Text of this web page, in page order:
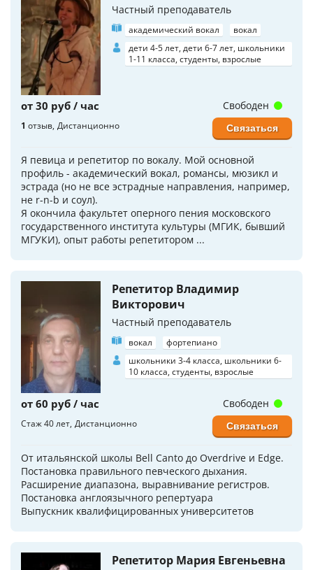
Частный преподаватель
академический вокал
вокал
дети 4-5 лет, дети 6-7 лет, школьники
1-11 класса, студенты, взрослые
от 30 руб / час
1 отзыв Дистанционно
Я певица и репетитор по вокалу. Мой основной
профиль - академический вокал, романсы, мюзикл и
эстрада (но не все эстрадные направления, например,
не r-n-b и соул).
Я окончила факультет оперного пения московского
государственного института культуры (МГИК, бывший
МГУКИ), опыт работы репетитором ...
Свободен
Связаться
Репетитор Владимир
Викторович
Частный преподаватель
вокал
фортепиано
школьники 3-4 класса, школьники 6-
10 класса, студенты, взрослые
от 60 руб / час
Стаж 40 лет Дистанционно
От итальянской школы Bell Canto до Overdrive и Edge.
Постановка правильного певческого дыхания.
Расширение диапазона, выравнивание регистров.
Постановка англоязычного репертуара
Выпускник квалифицированных университетов
Свободен
Связаться
Репетитор Мария Евгеньевна